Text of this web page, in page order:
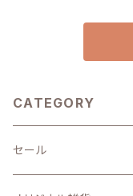
CATEGORY
セール